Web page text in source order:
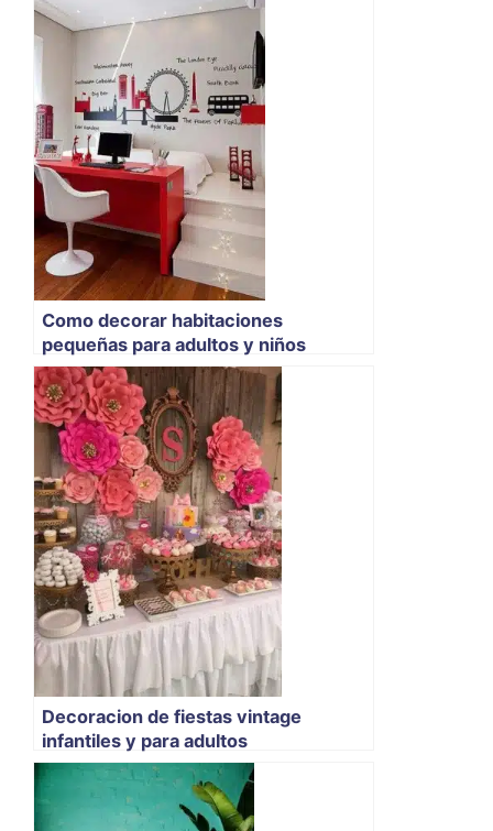
Como decorar habitaciones
pequeñas para adultos y niños
Decoracion de fiestas vintage
infantiles y para adultos